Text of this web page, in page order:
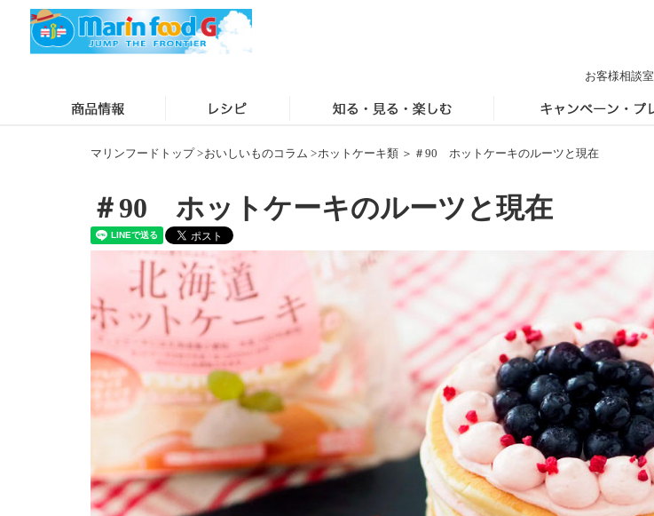
お客様相談室
マリンフードトップ>おいしいものコラム >ホットケーキ類 ＞ ＃90 ホットケーキのルーツと現在
＃90 ホットケーキのルーツと現在